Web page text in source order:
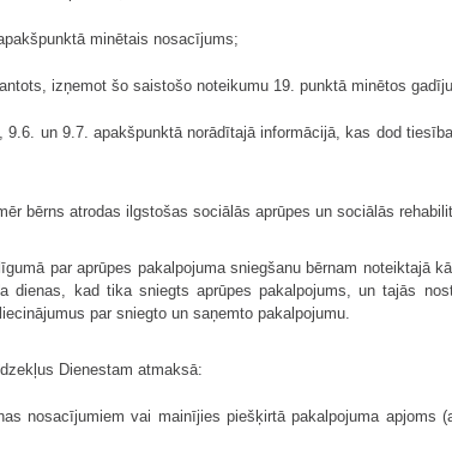
minētais nosacījums;
izņemot šo saistošo noteikumu 19. punktā minētos
un 9.7. apakšpunktā norādītajā informācijā, kas dod
bērns atrodas ilgstošas sociālās aprūpes un sociālās
par aprūpes pakalpojuma sniegšanu bērnam noteiktajā
kad tika sniegts aprūpes pakalpojums, un tajās
par sniegto un saņemto pakalpojumu.
Dienestam atmaksā:
nosacījumiem vai mainījies piešķirtā pakalpojuma apjoms